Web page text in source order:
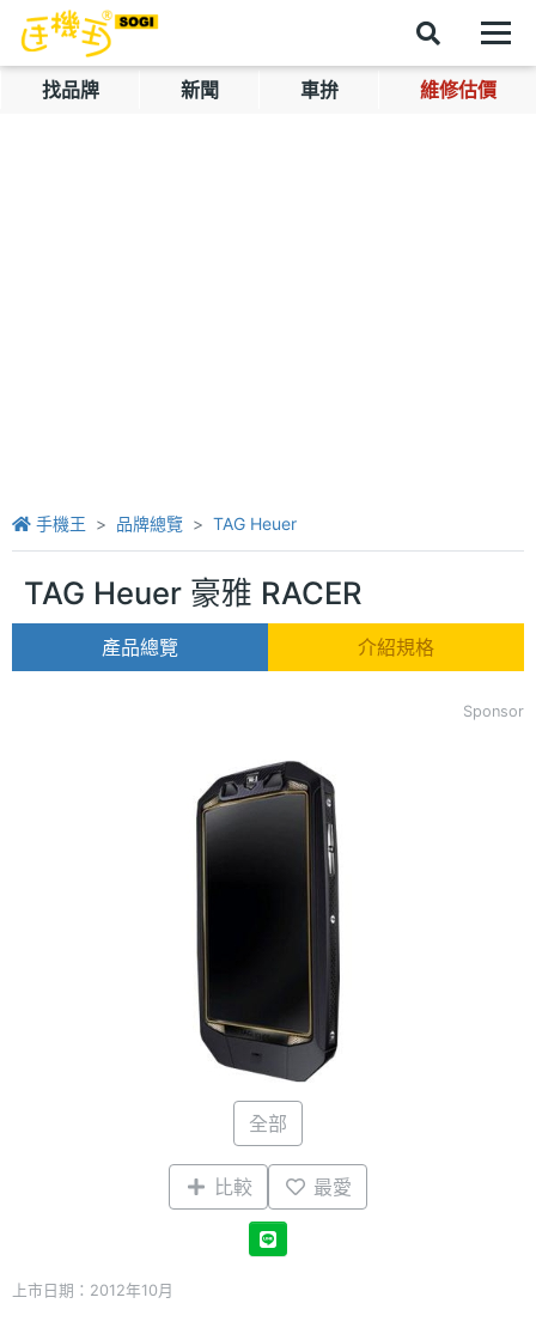
找品牌 新聞 車拚 維修估價
手機王 品牌總覽 TAG Heuer
TAG Heuer 豪雅 RACER
產品總覽 介紹規格
Sponsor
全部
比較 最愛
上市日期：2012年10月